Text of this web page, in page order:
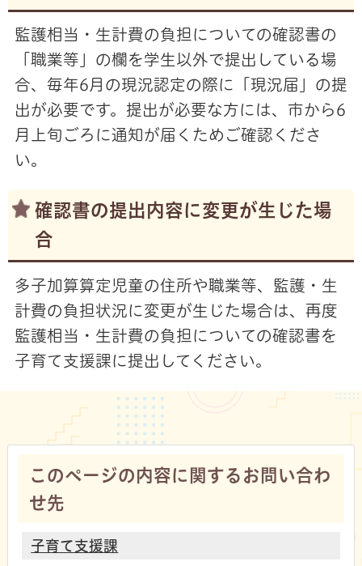
監護相当・生計費の負担についての確認書の
「職業等」の欄を学生以外で提出している場
合、毎年6月の現況認定の際に「現況届」の提
出が必要です。提出が必要な方には、市から6
月上旬ごろに通知が届くためご確認くださ
い。
確認書の提出内容に変更が生じた場
合
多子加算算定児童の住所や職業等、監護・生
計費の負担状況に変更が生じた場合は、再度
監護相当・生計費の負担についての確認書を
子育て支援課に提出してください。
このページの内容に関するお問い合わ
せ先
子育て支援課